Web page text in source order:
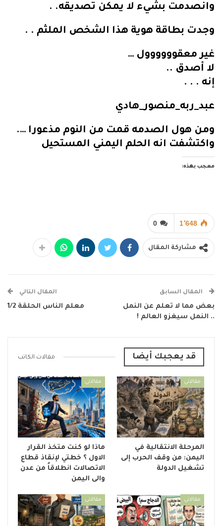
وانصدمت بشيء لا يمكن تصديقه. .
وجدت بطاقة هوية هذا الشخص الملثم . .
غير معقوووووول …
لا أصدق ..
إنه . . .
عبد_ربه_منصور_هادي
ومن هول الصدمه قمت من النوم مذعورا ….
واكتشفت انه الحلم اليمني المستحيل
معجب بهذه:
0 1٬648
مشاركة المقال
المقال السابق
بعض مما لا تعلم عن النمل
.. النمل سيغزو العالم !
المقال التالي
معلم الناس الحلقة 1/2
قد يعجبك أيضا مقالات الكاتب
مقالاتي
المرحلة الانتقالية في
اليمن: من وقف الحرب إلى
تشغيل الدولة
مقالاتي
ماذا لو كنت متخذ القرار
الاول ؟ خطتي لإنقاذ قطاع
الاتصالات انطلاقاً من عدن
والى اليمن
مقالاتي مقالاتي